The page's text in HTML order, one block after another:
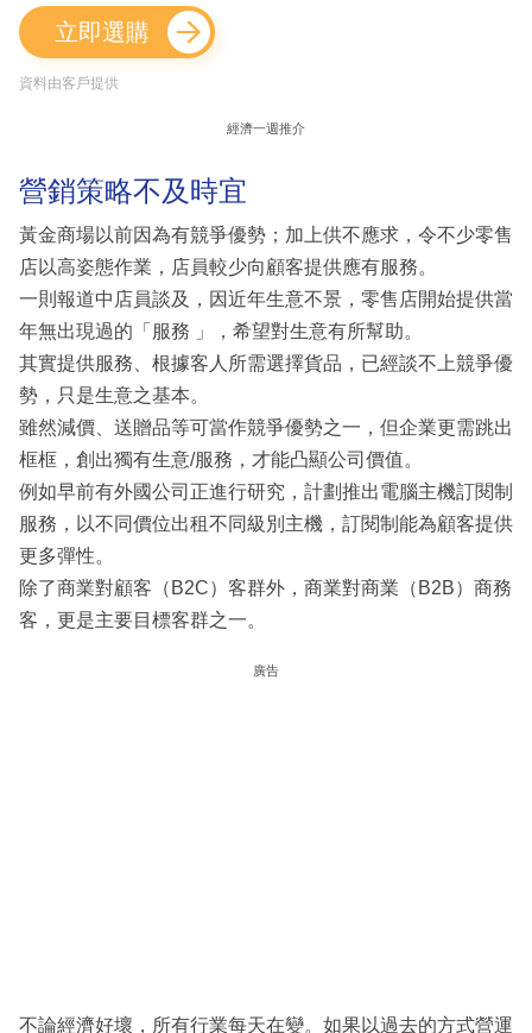
立即選購
資料由客戶提供
經濟一週推介
營銷策略不及時宜
黃金商場以前因為有競爭優勢；加上供不應求，令不少零售
店以高姿態作業，店員較少向顧客提供應有服務。
一則報道中店員談及，因近年生意不景，零售店開始提供當
年無出現過的「服務 」，希望對生意有所幫助。
其實提供服務、根據客人所需選擇貨品，已經談不上競爭優
勢，只是生意之基本。
雖然減價、送贈品等可當作競爭優勢之一，但企業更需跳出
框框，創出獨有生意/服務，才能凸顯公司價值。
例如早前有外國公司正進行研究，計劃推出電腦主機訂閱制
服務，以不同價位出租不同級別主機，訂閱制能為顧客提供
更多彈性。
除了商業對顧客（B2C）客群外，商業對商業（B2B）商務
客，更是主要目標客群之一。
廣告
不論經濟好壞，所有行業每天在變。如果以過去的方式營運